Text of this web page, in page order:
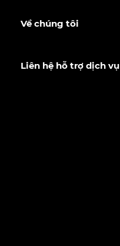
Về chúng tôi
Liên hệ hỗ trợ dịch vụ